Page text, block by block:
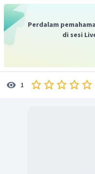
masyarakat.
Salah
bebas dan
oleh remaja sebagai
sosialisasi tidak
sehingga
yang menyebabkan
Jadi, jawaban yang
Perdalam
di sesi
1